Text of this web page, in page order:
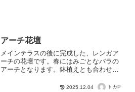
アーチ花壇
メインテラスの後に完成した、レンガア
ーチの花壇です。春にはみごとなバラの
アーチとなります。鉢植えとも合わせた
2025.12.04 トカP